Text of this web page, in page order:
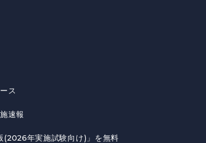
ス
速報
(2026年実施試験向け)」を無料